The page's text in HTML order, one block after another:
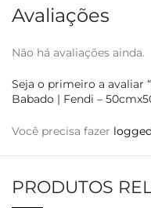
Avaliações
Não há avaliações ainda.
Seja o primeiro a avaliar
Babado | Fendi –
Você precisa fazer
PRODUTOS